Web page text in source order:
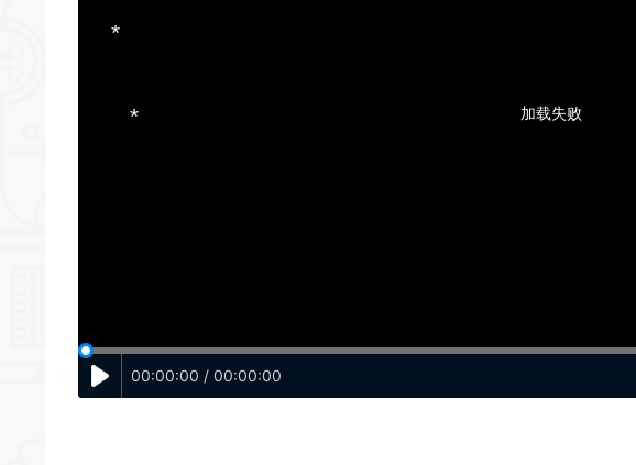
00:00:00 / 00:00:00
加载失败
*